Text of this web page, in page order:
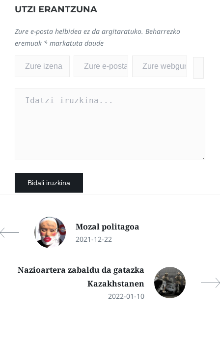
UTZI ERANTZUNA
Zure e-posta helbidea ez da argitaratuko. Beharrezko
eremuak * markatuta daude
Mozal politagoa
2021-12-22
Nazioartera zabaldu da gatazka
Kazakhstanen
2022-01-10